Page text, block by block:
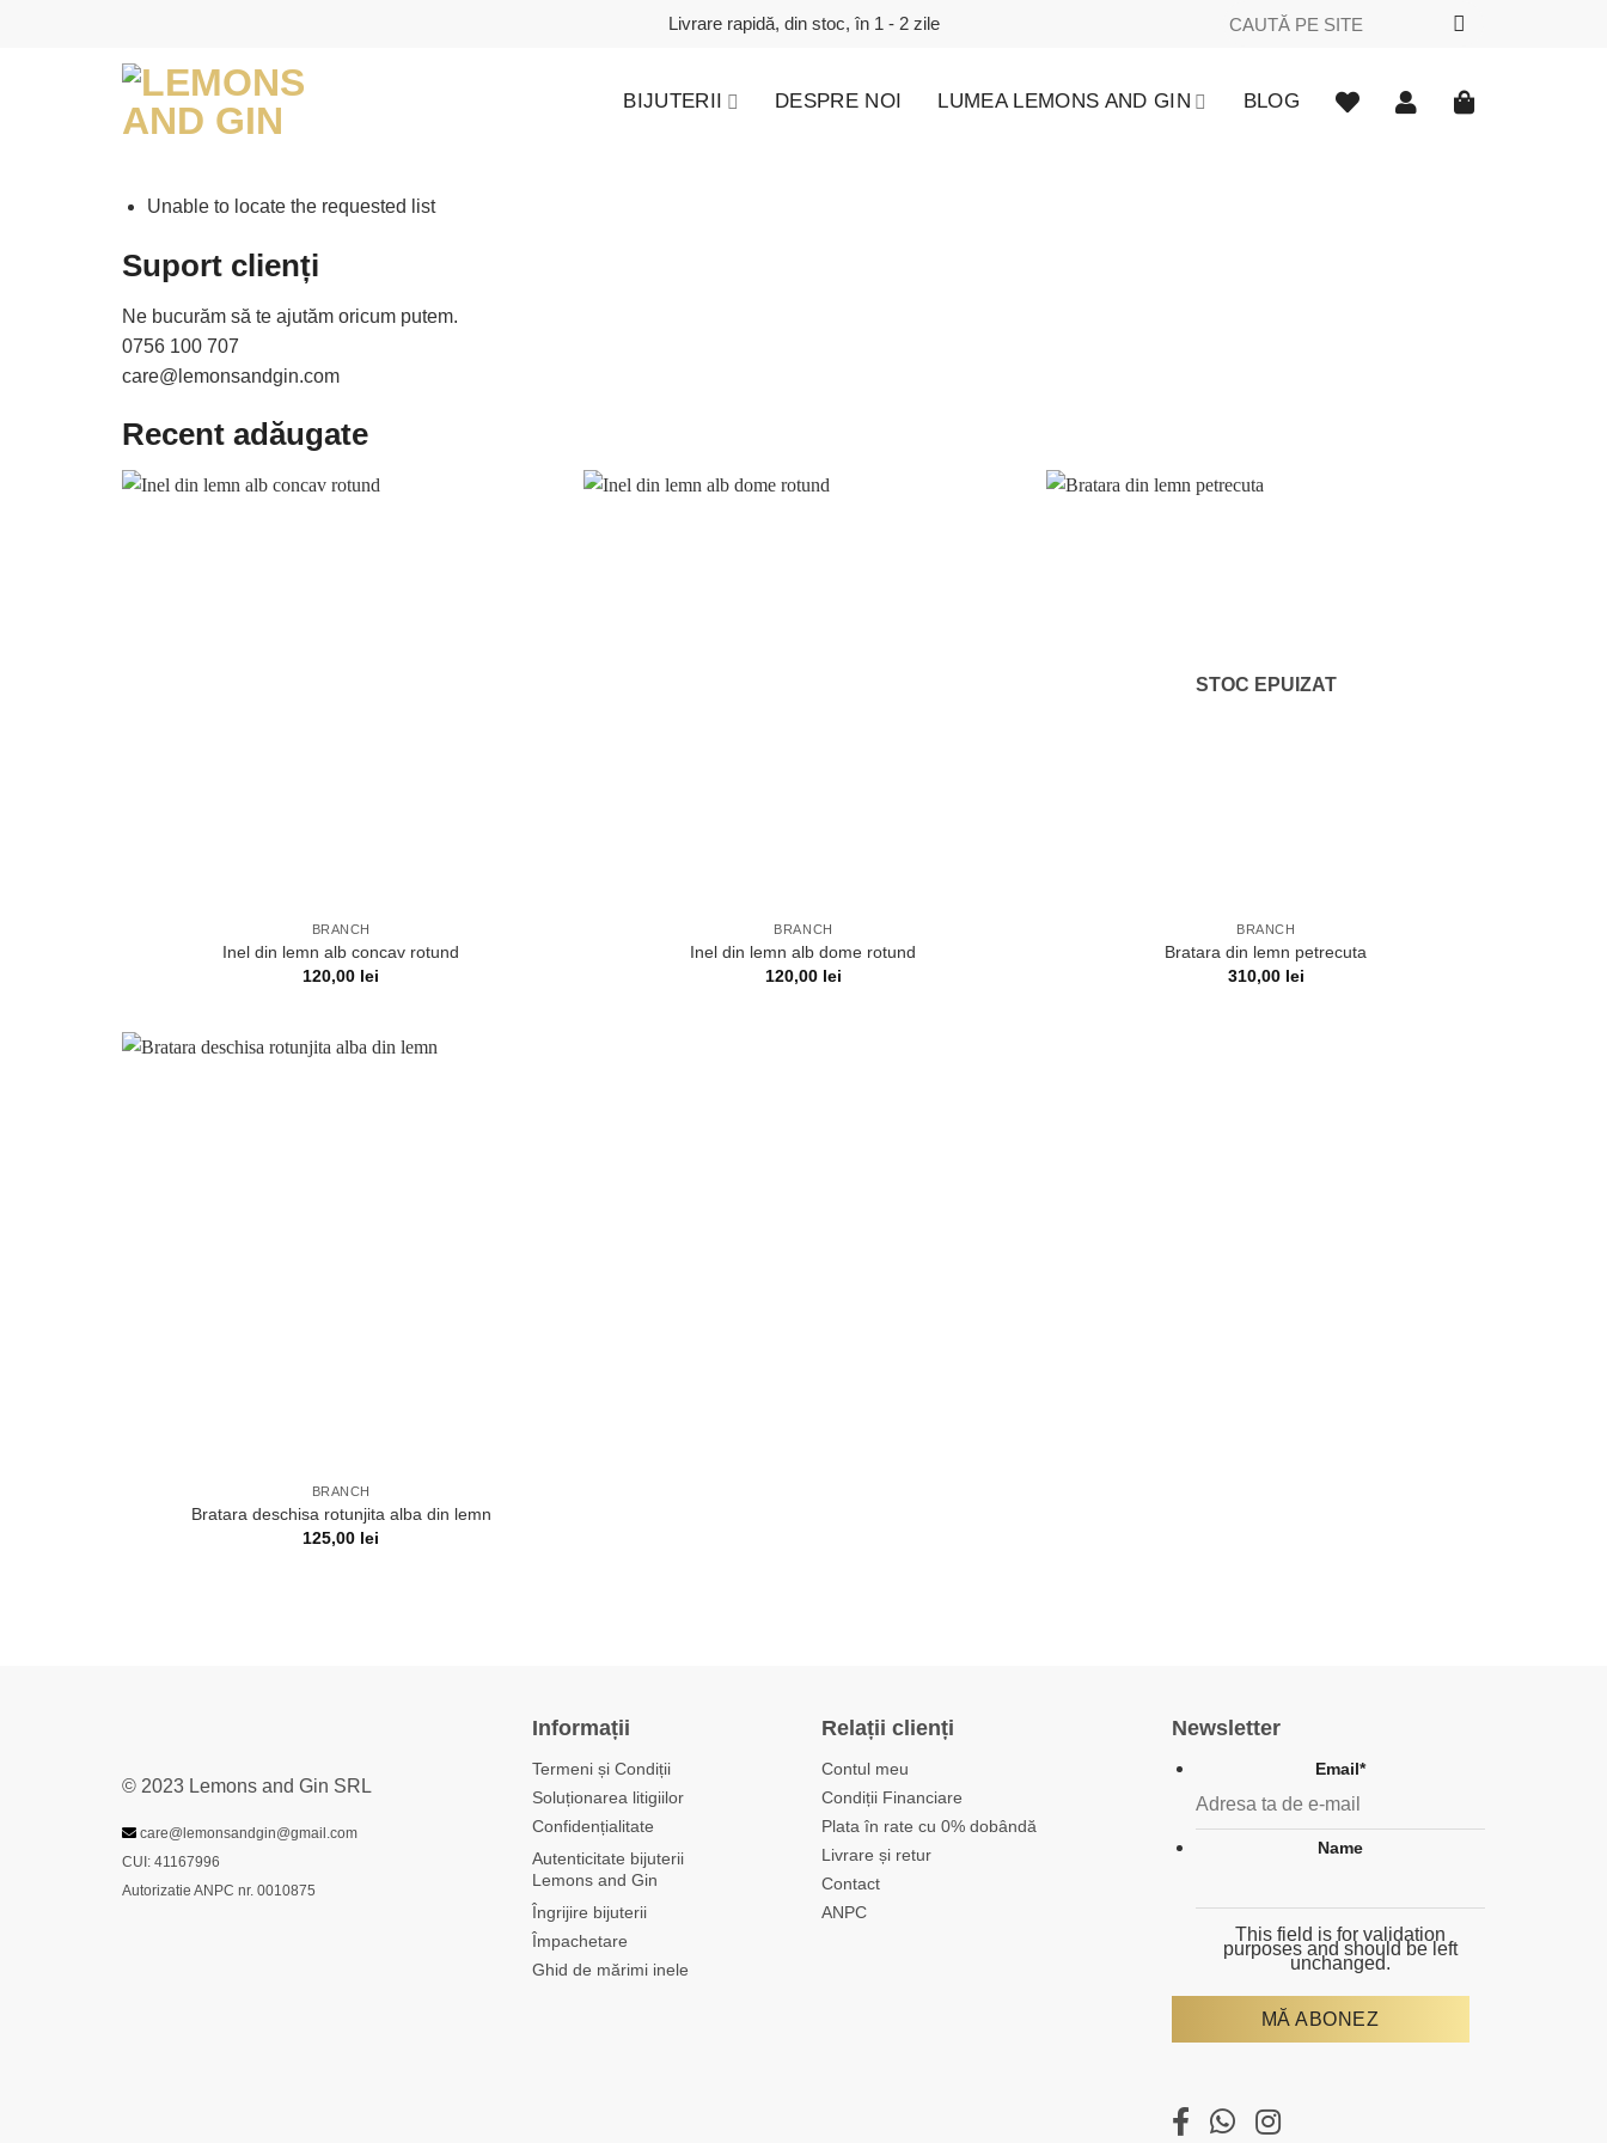
Livrare rapidă, din stoc, în 1 - 2 zile
Caută
BIJUTERII DESPRE NOI LUMEA LEMONS AND GIN BLOG
Unable to locate the requested list
Suport clienți
Ne bucurăm să te ajutăm oricum putem.
0756 100 707
care@lemonsandgin.com
Recent adăugate
BRANCH
Inel din lemn alb concav rotund
120,00 lei
BRANCH
Inel din lemn alb dome rotund
120,00 lei
STOC EPUIZAT
BRANCH
Bratara din lemn petrecuta
310,00 lei
BRANCH
Bratara deschisa rotunjita alba din lemn
125,00 lei
© 2023 Lemons and Gin SRL
care@lemonsandgin@gmail.com
CUI: 41167996
Autorizatie ANPC nr. 0010875
Informații
Termeni și Condiții
Soluționarea litigiilor
Confidențialitate
Autenticitate bijuterii
Lemons and Gin
Îngrijire bijuterii
Împachetare
Ghid de mărimi inele
Relații clienți
Contul meu
Condiții Financiare
Plata în rate cu 0% dobândă
Livrare și retur
Contact
ANPC
Newsletter
Email*
Name
This field is for validation
purposes and should be left
unchanged.